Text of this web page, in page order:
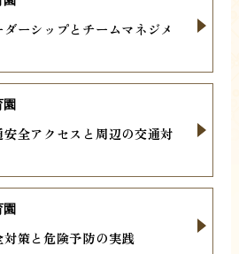
ーシップとチームマネジメ
全アクセスと周辺の交通対
園
策と危険予防の実践
園